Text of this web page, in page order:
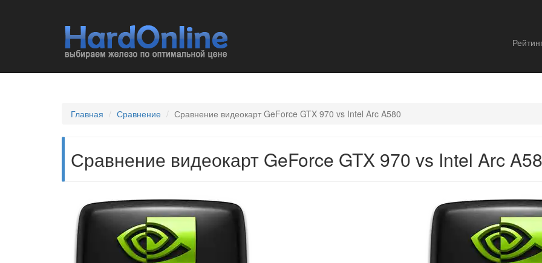
Главная Сравнение Сравнение видеокарт GeForce GTX 970 vs Intel Arc A580
Сравнение видеокарт GeForce GTX 970 vs Intel Arc